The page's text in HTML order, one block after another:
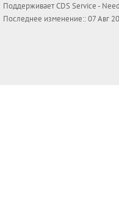
ПоддерживаетCDS Service-
Последнее изменение:: 07 Авг